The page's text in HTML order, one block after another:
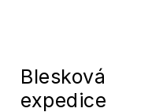
Blesková
expedice